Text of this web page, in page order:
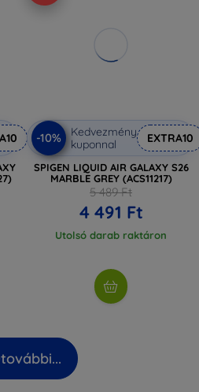
-10%
Kedvezmény
kuponnal
EXTRA10
SPIGEN LIQUID AIR GALAXY S26
MARBLE GREY (ACS11217)
5 489 Ft
4 491 Ft
Utolsó darab raktáron
további...